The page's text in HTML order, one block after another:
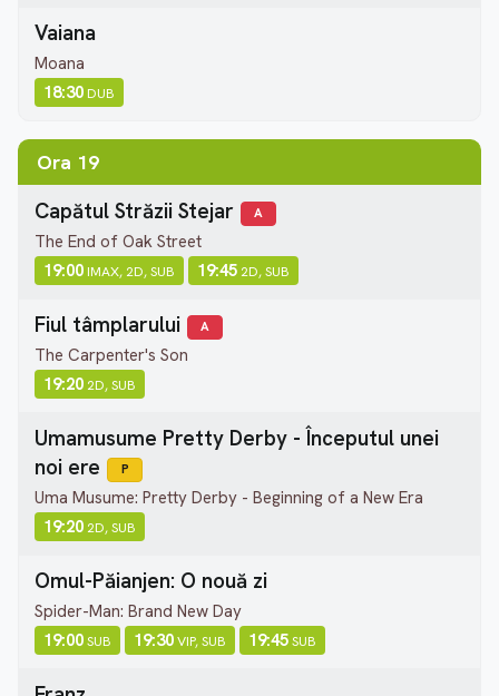
Vaiana
Moana
18:30DUB
Ora 19
Capătul Străzii Stejar A
The End of Oak Street
19:00IMAX, 2D, SUB 19:45 2D, SUB
Fiul tâmplarului A
The Carpenter's Son
19:20 2D, SUB
Umamusume Pretty Derby - Începutul unei
noi ere
P
Uma Musume: Pretty Derby - Beginning of a New Era
19:20 2D, SUB
Omul-Păianjen: O nouă zi
Spider-Man: Brand New Day
19:00SUB 19:30VIP, SUB 19:45SUB